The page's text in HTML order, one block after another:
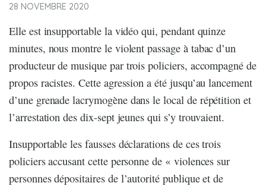
28 NOVEMBRE 2020
Elle est insupportable la vidéo qui, pendant quinze
minutes, nous montre le violent passage à tabac d’un
producteur de musique par trois policiers, accompagné de
propos racistes. Cette agression a été jusqu’au lancement
d’une grenade lacrymogène dans le local de répétition et
l’arrestation des dix-sept jeunes qui s’y trouvaient.
Insupportable les fausses déclarations de ces trois
policiers accusant cette personne de « violences sur
personnes dépositaires de l’autorité publique et de